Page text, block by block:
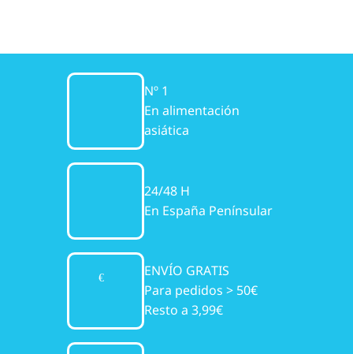
Nº 1
En alimentación
asiática
24/48 H
En España Penínsular
ENVÍO GRATIS
Para pedidos > 50€
Resto a 3,99€